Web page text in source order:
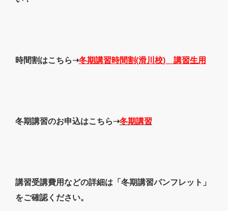
時間割はこちら➝冬期講習時間割(滑川校) 講習生用
冬期講習のお申込はこちら➝冬期講習
講習受講費用などの詳細は「冬期講習パンフレット」
をご確認ください。